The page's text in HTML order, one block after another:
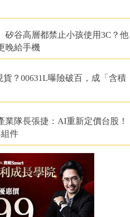
矽谷高層都禁止小孩使用3C？他
晚給手機
？00631L曝險破百，成「含積
業隊長張捷：AI重新定價台股！
件